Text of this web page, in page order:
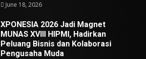
June 18, 2026
XPONESIA 2026 Jadi Magnet
MUNAS XVIII HIPMI, Hadirkan
Peluang Bisnis dan Kolaborasi
Pengusaha Muda